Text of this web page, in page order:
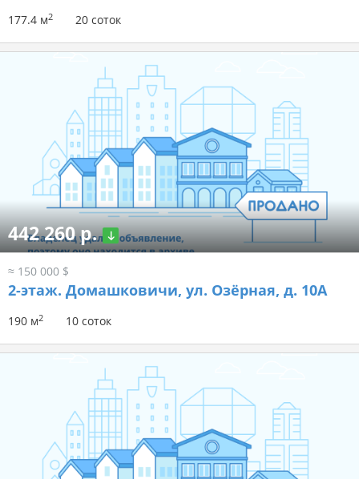
177.4 м2 20 соток
442 260 р.
≈ 150 000 $
2-этаж. Домашковичи, ул. Озёрная, д. 10А
190 м2 10 соток